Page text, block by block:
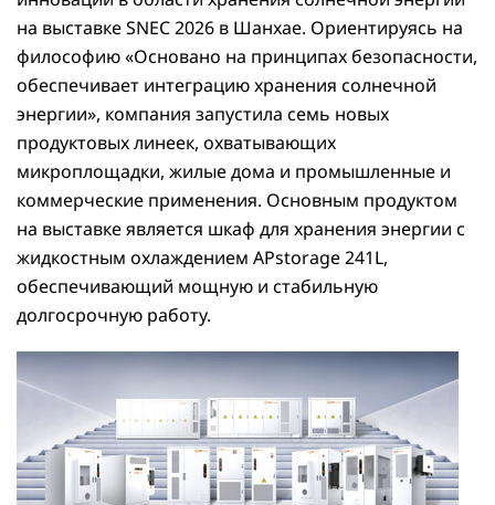
на выставке SNEC 2026 в Шанхае. Ориентируясь на
философию «Основано на принципах безопасности,
обеспечивает интеграцию хранения солнечной
энергии», компания запустила семь новых
продуктовых линеек, охватывающих
микроплощадки, жилые дома и промышленные и
коммерческие применения. Основным продуктом
на выставке является шкаф для хранения энергии с
жидкостным охлаждением APstorage 241L,
обеспечивающий мощную и стабильную
долгосрочную работу.